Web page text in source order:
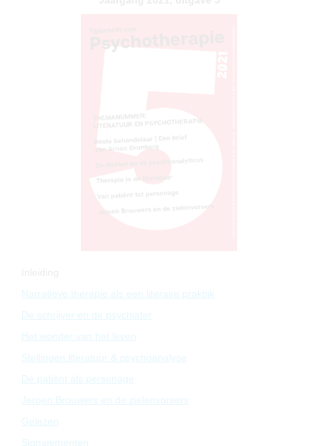
Narratieve therapie als een literaire praktijk
De schrijver en de psychiater
Het wonder van het leven
Stellingen literatuur & psychoanalyse
De patiënt als personage
Jeroen Brouwers en de zielenvorsers
Gelezen
Signalementen